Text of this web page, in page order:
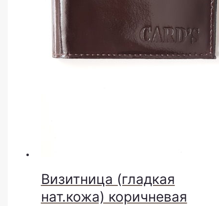
Визитница (гладкая
нат.кожа) коричневая